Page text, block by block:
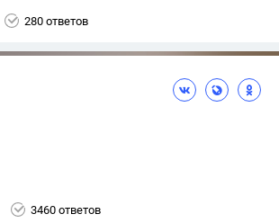
280 ответов
3460 ответов